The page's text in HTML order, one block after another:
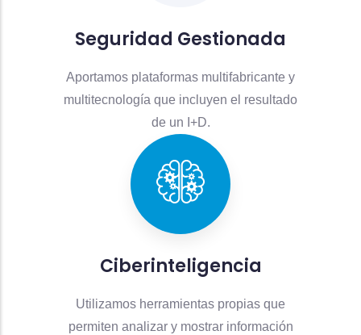
Seguridad Gestionada
Aportamos plataformas multifabricante y
multitecnología que incluyen el resultado
de un I+D.
Ciberinteligencia
Utilizamos herramientas propias que
permiten analizar y mostrar información